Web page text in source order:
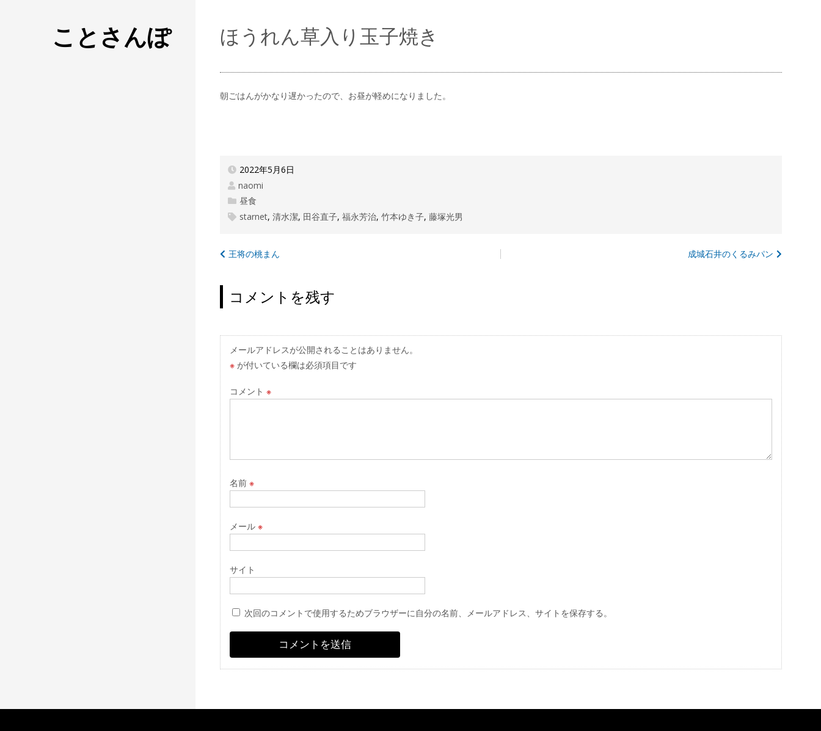
ことさんぽ ほうれん草入り玉子焼き
朝ごはんがかなり遅かったので、お昼が軽めになりました。
2022年5月6日
naomi
昼食
starnet,清水潔, 田谷直子,福永芳治,竹本ゆき子,藤塚光男
投
ナ
ビ
ゲ
ー
シ
ョ
ン
成城石井のくるみパン
王将の桃まん
コメントを残す
メールアドレスが公開されることはありません。
※ が付いている欄は必須項目です
コメント ※
名前 ※
メール ※
サイト
次回のコメントで使用するためブラウザーに自分の名前、メールアドレス、サイトを保存する。